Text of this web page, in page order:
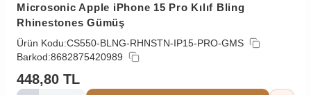
Microsonic Apple iPhone 15 Pro Kılıf Bling
Rhinestones Gümüş
Ürün Kodu:CS550-BLNG-RHNSTN-IP15-PRO-GMS
Barkod:8682875420989
448,80 TL